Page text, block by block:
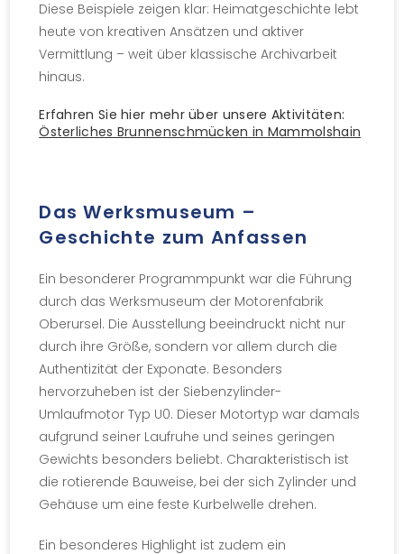
Diese Beispiele zeigen klar: Heimatgeschichte lebt
heute von kreativen Ansätzen und aktiver
Vermittlung – weit über klassische Archivarbeit
hinaus.
Erfahren Sie hier mehr über unsere Aktivitäten:
Österliches Brunnenschmücken in Mammolshain
Das Werksmuseum –
Geschichte zum Anfassen
Ein besonderer Programmpunkt war die Führung
durch das Werksmuseum der Motorenfabrik
Oberursel. Die Ausstellung beeindruckt nicht nur
durch ihre Größe, sondern vor allem durch die
Authentizität der Exponate. Besonders
hervorzuheben ist der Siebenzylinder-
Umlaufmotor Typ U0. Dieser Motortyp war damals
aufgrund seiner Laufruhe und seines geringen
Gewichts besonders beliebt. Charakteristisch ist
die rotierende Bauweise, bei der sich Zylinder und
Gehäuse um eine feste Kurbelwelle drehen.
Ein besonderes Highlight ist zudem ein